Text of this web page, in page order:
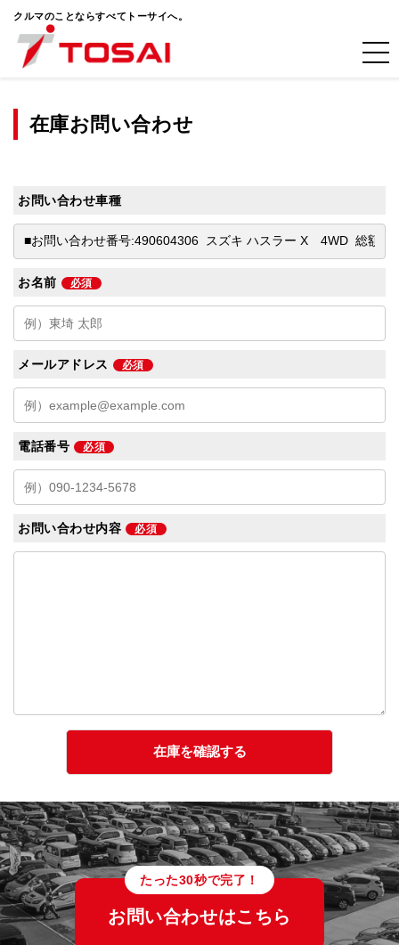
クルマのことならすべてトーサイへ。
在庫お問い合わせ
お問い合わせ車種
お名前 必須
メールアドレス 必須
電話番号 必須
お問い合わせ内容 必須
たった30秒で完了！
お問い合わせはこちら